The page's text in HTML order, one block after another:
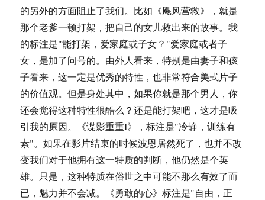
的另外的方面阻止了我们。比如《飓风营救》，就是
那个老爹一顿打架，把自己的女儿救出来的故事。我
的标注是"能打架，爱家庭或子女？"爱家庭或者子
女，是加了问号的。由外人看来，特别是由妻子和孩
子看来，这一定是优秀的特性，也非常符合美式片子
的价值观。但是身处其中，如果你就是那个男人，你
还会觉得这种特性很酷么？还是能打架吧，这才是吸
引我的原因。《谍影重重I》，标注是"冷静，训练有
素"。如果在影片结束的时候波恩居然死了，也并不改
变我们对于他拥有这一特质的判断，他仍然是个英
雄。只是，这种特质在俗世之中可能不那么有效了而
已，魅力并不会减。《勇敢的心》标注是"自由，正